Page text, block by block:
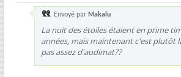
Envoyé par Makalu
La nuit des étoiles étaient en prime
années, mais maintenant c'est plutôt
pas assez d'audimat??